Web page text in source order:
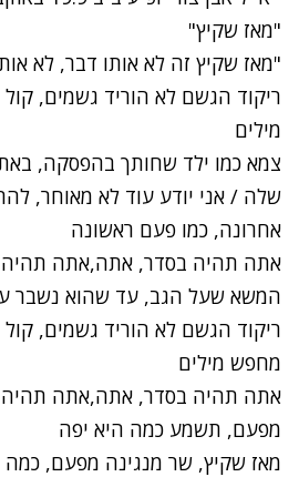
"מאז שקיץ"
"מאז שקיץ זה לא אותו דבר, לא
ריקוד הגשם לא הוריד גשמים,
מילים
צמא כמו ילד שחותך בהפסקה,
שלה / אני יודע עוד לא מאוחר,
אחרונה, כמו פעם ראשונה
אתה תהיה בסדר, אתה,אתה תהיה
המשא שעל הגב, עד שהוא נשבר
ריקוד הגשם לא הוריד גשמים,
מחפש מילים
אתה תהיה בסדר, אתה,אתה תהיה
מפעם, תשמע כמה היא יפה
מאז שקיץ, שר מנגינה מפעם, כמה